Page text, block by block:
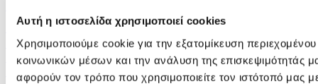
Αυτή η ιστοσελίδα χρησιμοποιεί cookies
Χρησιμοποιούμε cookie για την εξατομίκευση
κοινωνικών μέσων και την ανάλυση της επισκεψιμότητάς
αφορούν τον τρόπο που χρησιμοποιείτε τον ιστότοπό μας
Τσάντες & σακίδια πλάτης
Τσάντες τροφίμων & αξεσουάρ
Σάκοι Γυμναστικής
Σακίδια πλάτης